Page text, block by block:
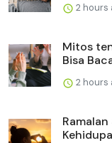
2 hours
Mitos
Bisa
2 hours